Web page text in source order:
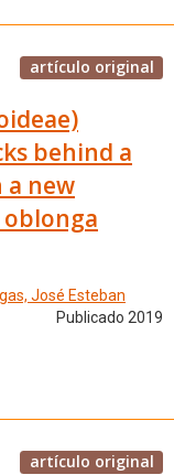
artículo original
behind a
a new
José Esteban
Publicado 2019
artículo original